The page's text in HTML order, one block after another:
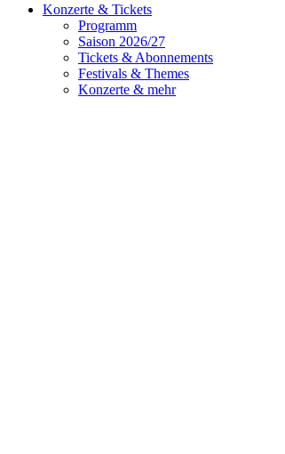
Konzerte & Tickets
Programm
Saison 2026/27
Tickets & Abonnements
Festivals & Themes
Konzerte & mehr